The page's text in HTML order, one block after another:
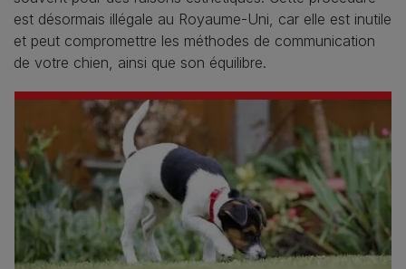
est désormais illégale au Royaume-Uni, car elle est inutile
et peut compromettre les méthodes de communication
de votre chien, ainsi que son équilibre.